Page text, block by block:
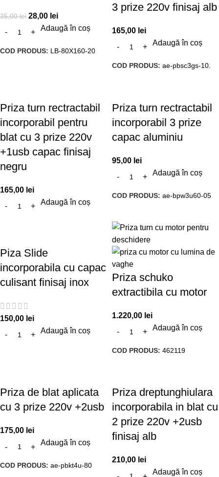
35,00lei 28,00 lei
Adaugă în coș
COD PRODUS: LB-80X160-20
3 prize 220v finisaj alb
165,00 lei
Adaugă în coș
COD PRODUS: ae-pbsc3gs-10.
Priza turn rectractabil
incorporabil pentru
blat cu 3 prize 220v
+1usb capac finisaj
negru
165,00 lei
Adaugă în coș
Priza turn rectractabil
incorporabil 3 prize
capac aluminiu
95,00 lei
Adaugă în coș
COD PRODUS: ae-bpw3u60-05
Piza Slide
incorporabila cu capac
culisant finisaj inox
150,00 lei
Adaugă în coș
Priza schuko
extractibila cu motor
1.220,00 lei
Adaugă în coș
COD PRODUS: 462119
Priza de blat aplicata
cu 3 prize 220v +2usb
175,00 lei
Adaugă în coș
COD PRODUS: ae-pbkt4u-80
Priza dreptunghiulara
incorporabila in blat cu
2 prize 220v +2usb
finisaj alb
210,00 lei
Adaugă în coș